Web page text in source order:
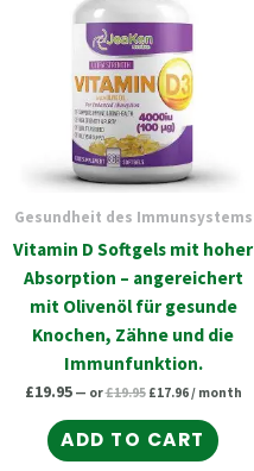
Gesundheit des Immunsystems
Vitamin D Softgels mit hoher
Absorption – angereichert
mit Olivenöl für gesunde
Knochen, Zähne und die
Immunfunktion.
£19.95 — or£19.95 £17.96/ month
ADD TO CART